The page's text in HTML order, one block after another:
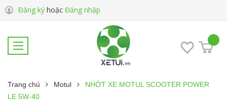
Đăng ký hoặc Đăng nhập
Trang chủ Motul
NHỚT XE MOTUL SCOOTER POWER
LE 5W-40